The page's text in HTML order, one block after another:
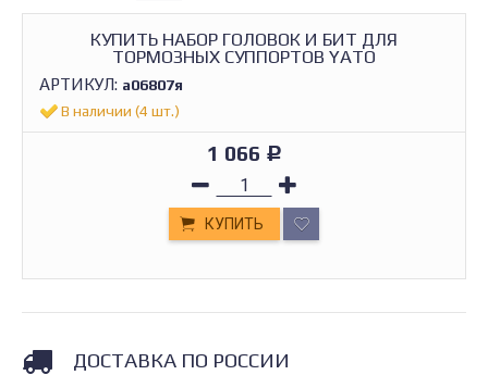
КУПИТЬ НАБОР ГОЛОВОК И БИТ ДЛЯ
ТОРМОЗНЫХ СУППОРТОВ YATO
АРТИКУЛ: а06807я
В наличии (4 шт.)
1 066 Р
КУПИТЬ
ДОСТАВКА ПО РОССИИ